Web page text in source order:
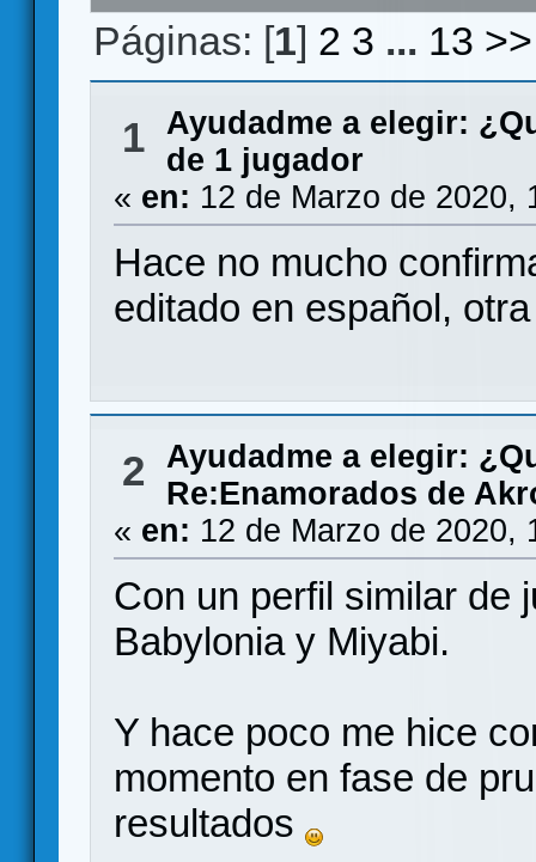
Páginas: [1] 2 3 ... 13 >>
1 Ayudadme a elegir:
de 1 jugador
« en: 12 de Marzo de 2020,
Hace no mucho
editado en español,
2
Ayudadme a elegir:
Re:Enamorados de
« en: 12 de Marzo de 2020,
Con un perfil similar de
Babylonia y Miyabi.
Y hace poco me hice
momento en fase de
resultados